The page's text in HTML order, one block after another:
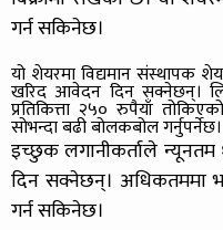
गर्न सकिनेछ।
यो शेयरमा विद्यमान संस्थापक
खरिद आवेदन दिन सक्नेछन्।
प्रतिकित्ता २५० रुपैयाँ
सोभन्दा बढी बोलकबोल गर्नुपर्नेछ।
इच्छुक लगानीकर्ताले
दिन सक्नेछन्। अधिकतममा
गर्न सकिनेछ।